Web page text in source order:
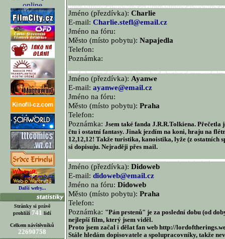
Další weby...
Stránky si právě
prohlíží 741 lidí
Celkem návštěvníků
22690758
Jméno (přezdívka): Charlie
E-mail: Charlie.stefl@email.cz
Jméno na fóru:
Město (místo pobytu): Napajedla
Telefon:
Poznámka:
Jméno (přezdívka): Ayanwe
E-mail: ayanwe@email.cz
Jméno na fóru:
Město (místo pobytu): Praha
Telefon:
Poznámka: Jsem také fanda J.R.R.Tolkiena. Přečetla
čtu i ostatní fantasy. Jinak jezdím na koni, hraju na
12,12,12! Takže turistika, kanoistika, lyže (z ostatních
si dopisuju. Nejraději přes mail.
Jméno (přezdívka): Didoweb
E-mail: didoweb@email.cz
Jméno na fóru: Didoweb
Město (místo pobytu): Praha
Telefon:
Poznámka: "Pán prstenů" je za poslední dobu (od
nejlepší film, který jsem viděl.
Proto jsem začal i dělat fan web http://
Stále hledám dopisovatele a spolupracovníky, takže